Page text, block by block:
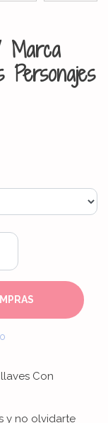
Marca
Personajes
Con
y no olvidarte